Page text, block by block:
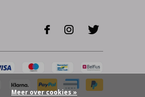
Meer over cookies »